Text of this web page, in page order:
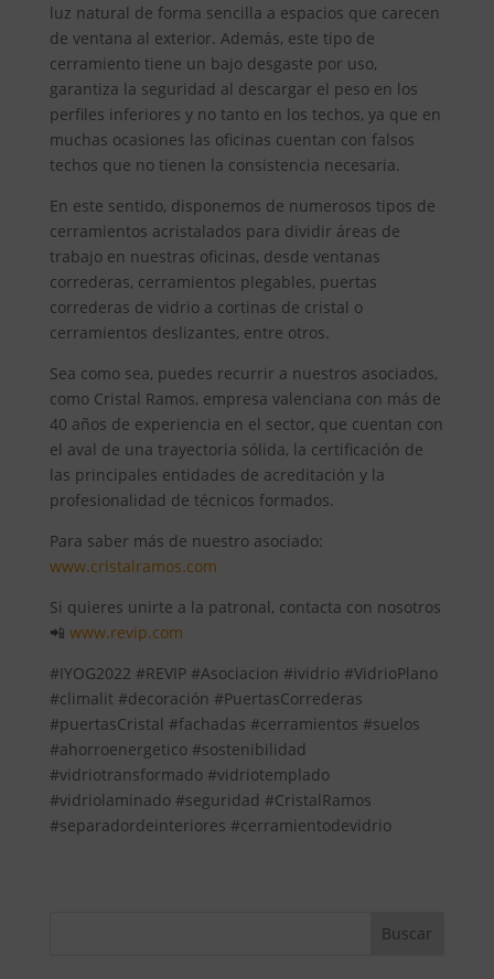
luz natural de forma sencilla a espacios que carecen
de ventana al exterior. Además, este tipo de
cerramiento tiene un bajo desgaste por uso,
garantiza la seguridad al descargar el peso en los
perfiles inferiores y no tanto en los techos, ya que en
muchas ocasiones las oficinas cuentan con falsos
techos que no tienen la consistencia necesaria.
En este sentido, disponemos de numerosos tipos de
cerramientos acristalados para dividir áreas de
trabajo en nuestras oficinas, desde ventanas
correderas, cerramientos plegables, puertas
correderas de vidrio a cortinas de cristal o
cerramientos deslizantes, entre otros.
Sea como sea, puedes recurrir a nuestros asociados,
como Cristal Ramos, empresa valenciana con más de
40 años de experiencia en el sector, que cuentan con
el aval de una trayectoria sólida, la certificación de
las principales entidades de acreditación y la
profesionalidad de técnicos formados.
Para saber más de nuestro asociado:
www.cristalramos.com
Si quieres unirte a la patronal, contacta con nosotros
📲 www.revip.com
#IYOG2022 #REVIP #Asociacion #ividrio #VidrioPlano
#climalit #decoración #PuertasCorrederas
#puertasCristal #fachadas #cerramientos #suelos
#ahorroenergetico #sostenibilidad
#vidriotransformado #vidriotemplado
#vidriolaminado #seguridad #CristalRamos
#separadordeinteriores #cerramientodevidrio